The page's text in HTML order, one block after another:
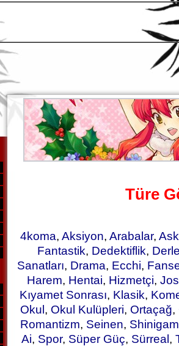
Türe
4koma, Aksiyon, Arabalar,
Fantastik, Dedektiflik,
Sanatları, Drama, Ecchi,
Harem, Hentai, Hizmetçi,
Kıyamet Sonrası, Klasik,
Okul , Okul Kulüpleri, Ortaçağ,
Romantizm, Seinen,
Ai, Spor, Süper Güç, Sürreal ,